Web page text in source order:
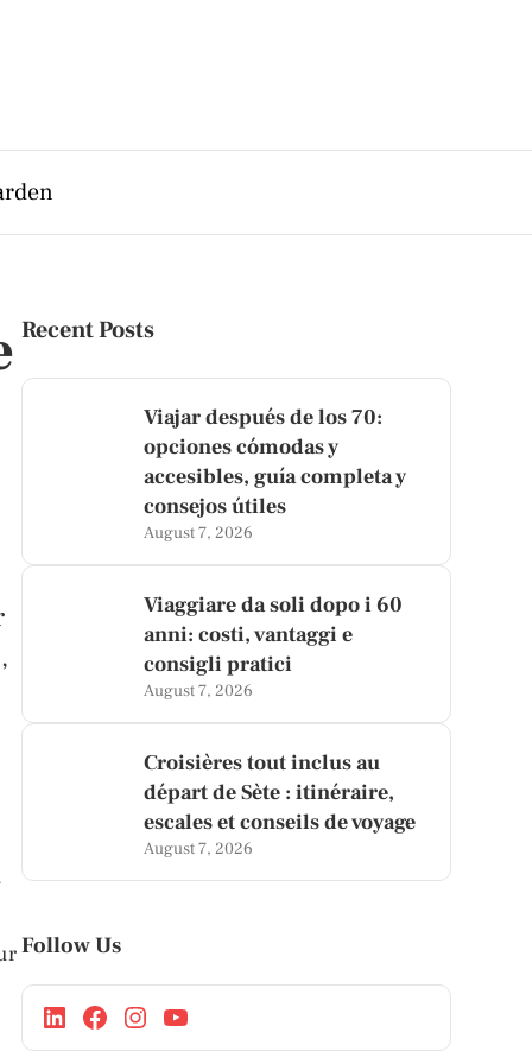
Recent Posts
Viajar después de los 70:
opciones cómodas y
accesibles, guía completa y
consejos útiles
August 7, 2026
Viaggiare da soli dopo i 60
anni: costi, vantaggi e
consigli pratici
August 7, 2026
Croisières tout inclus au
départ de Sète : itinéraire,
escales et conseils de voyage
August 7, 2026
Follow Us